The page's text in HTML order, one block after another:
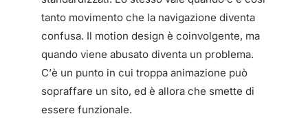
tanto movimento che la navigazione diventa
confusa. Il motion design è coinvolgente, ma
quando viene abusato diventa un problema.
C’è un punto in cui troppa animazione può
sopraffare un sito, ed è allora che smette di
essere funzionale.